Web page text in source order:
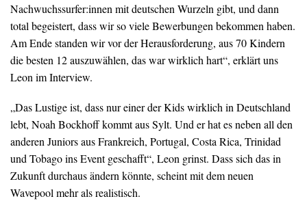
Nachwuchssurfer:innen mit deutschen Wurzeln gibt, und dann
total begeistert, dass wir so viele Bewerbungen bekommen haben.
Am Ende standen wir vor der Herausforderung, aus 70 Kindern
die besten 12 auszuwählen, das war wirklich hart“, erklärt uns
Leon im Interview.
„Das Lustige ist, dass nur einer der Kids wirklich in Deutschland
lebt, Noah Bockhoff kommt aus Sylt. Und er hat es neben all den
anderen Juniors aus Frankreich, Portugal, Costa Rica, Trinidad
und Tobago ins Event geschafft“, Leon grinst. Dass sich das in
Zukunft durchaus ändern könnte, scheint mit dem neuen
Wavepool mehr als realistisch.